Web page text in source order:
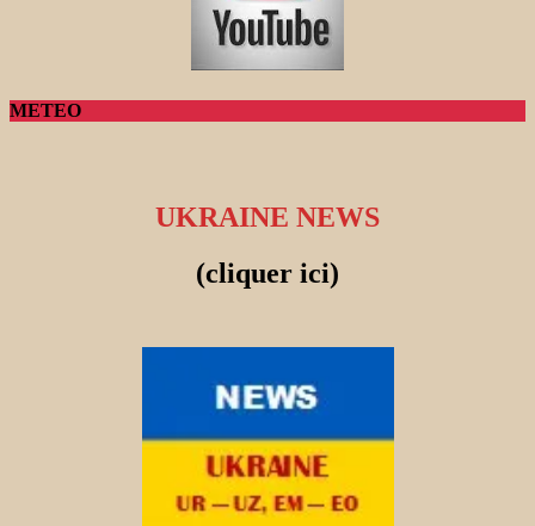
METEO
UKRAINE NEWS
(cliquer ici)